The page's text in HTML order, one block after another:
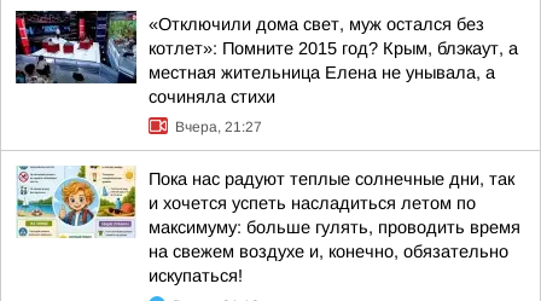
«Отключили дома свет, муж остался без
котлет»: Помните 2015 год? Крым, блэкаут, а
местная жительница Елена не унывала, а
сочиняла стихи
Вчера, 21:27
Пока нас радуют теплые солнечные дни, так
и хочется успеть насладиться летом по
максимуму: больше гулять, проводить время
на свежем воздухе и, конечно, обязательно
искупаться!